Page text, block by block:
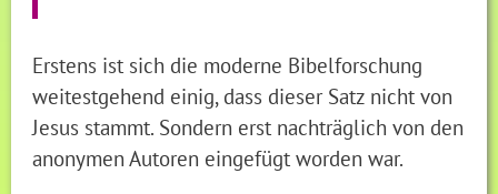
Erstens ist sich die moderne Bibelforschung
weitestgehend einig, dass dieser Satz nicht von
Jesus stammt. Sondern erst nachträglich von den
anonymen Autoren eingefügt worden war.